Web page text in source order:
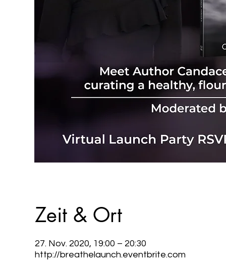
Zeit & Ort
27. Nov. 2020, 19:00 – 20:30
http://breathelaunch.eventbrite.com